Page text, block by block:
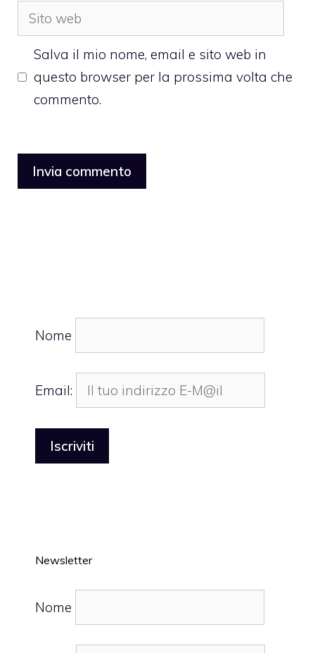
Sito
web
Salva il mio nome, email e sito web in
questo browser per la prossima volta che
commento.
Nome
Email:
Newsletter
Nome